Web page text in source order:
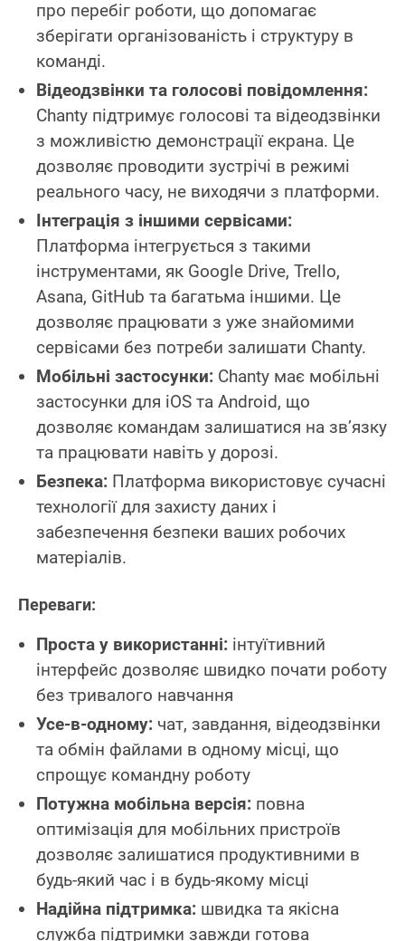
про перебіг роботи, що допомагає
зберігати організованість і структуру в
команді.
Відеодзвінки та голосові повідомлення:
Chanty підтримує голосові та відеодзвінки
з можливістю демонстрації екрана. Це
дозволяє проводити зустрічі в режимі
реального часу, не виходячи з платформи.
Інтеграція з іншими сервісами:
Платформа інтегрується з такими
інструментами, як Google Drive, Trello,
Asana, GitHub та багатьма іншими. Це
дозволяє працювати з уже знайомими
сервісами без потреби залишати Chanty.
Мобільні застосунки: Chanty має мобільні
застосунки для iOS та Android, що
дозволяє командам залишатися на зв’язку
та працювати навіть у дорозі.
Безпека: Платформа використовує сучасні
технології для захисту даних і
забезпечення безпеки ваших робочих
матеріалів.
Переваги:
Проста у використанні: інтуїтивний
інтерфейс дозволяє швидко почати роботу
без тривалого навчання
Усе-в-одному: чат, завдання, відеодзвінки
та обмін файлами в одному місці, що
спрощує командну роботу
Потужна мобільна версія: повна
оптимізація для мобільних пристроїв
дозволяє залишатися продуктивними в
будь-який час і в будь-якому місці
Надійна підтримка: швидка та якісна
служба підтримки завжди готова